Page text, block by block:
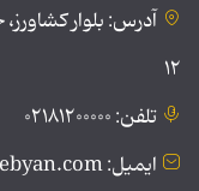
آدرس: بلوار
۱۲
تلفن: ۰۲۱۸۱۲۰۰۰۰۰
ایمیل: public@tebyan.com